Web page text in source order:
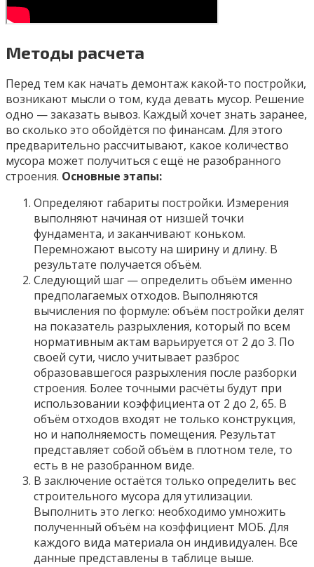
Методы расчета
Перед тем как начать демонтаж какой-то постройки,
возникают мысли о том, куда девать мусор. Решение
одно — заказать вывоз. Каждый хочет знать заранее,
во сколько это обойдётся по финансам. Для этого
предварительно рассчитывают, какое количество
мусора может получиться с ещё не разобранного
строения. Основные этапы:
Определяют габариты постройки. Измерения
выполняют начиная от низшей точки
фундамента, и заканчивают коньком.
Перемножают высоту на ширину и длину. В
результате получается объём.
Следующий шаг — определить объём именно
предполагаемых отходов. Выполняются
вычисления по формуле: объём постройки делят
на показатель разрыхления, который по всем
нормативным актам варьируется от 2 до 3. По
своей сути, число учитывает разброс
образовавшегося разрыхления после разборки
строения. Более точными расчёты будут при
использовании коэффициента от 2 до 2, 65. В
объём отходов входят не только конструкция,
но и наполняемость помещения. Результат
представляет собой объём в плотном теле, то
есть в не разобранном виде.
В заключение остаётся только определить вес
строительного мусора для утилизации.
Выполнить это легко: необходимо умножить
полученный объём на коэффициент МОБ. Для
каждого вида материала он индивидуален. Все
данные представлены в таблице выше.